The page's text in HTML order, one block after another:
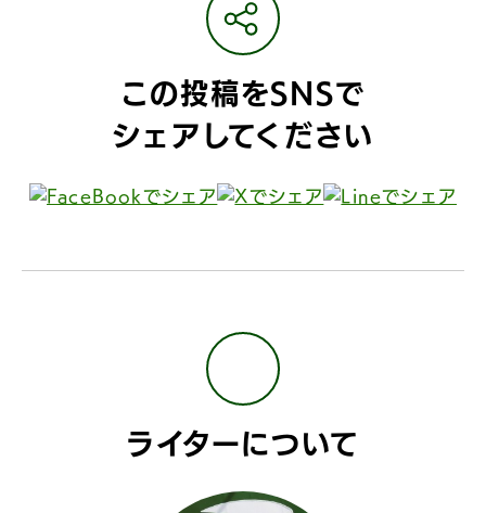
この投稿をSNSで
シェアしてください
ライターについて